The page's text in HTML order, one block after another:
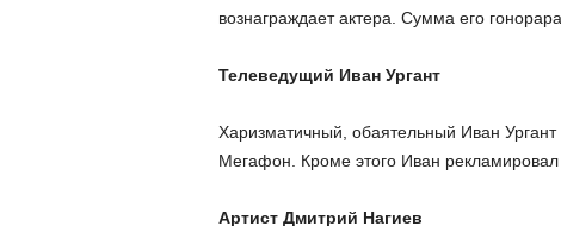
вознаграждает актера. Сумма его
Телеведущий Иван Ургант
Харизматичный, обаятельный Иван
Мегафон. Кроме этого Иван рекламировал
Артист Дмитрий Нагиев